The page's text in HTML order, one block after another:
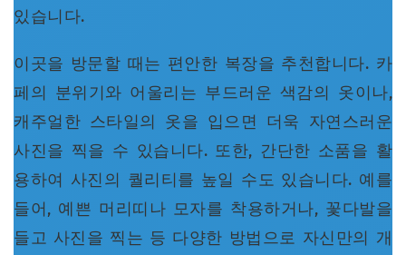
있습니다.
이곳을 방문할 때는 편안한 복장을 추천합니다. 카
페의 분위기와 어울리는 부드러운 색감의 옷이나,
캐주얼한 스타일의 옷을 입으면 더욱 자연스러운
사진을 찍을 수 있습니다. 또한, 간단한 소품을 활
용하여 사진의 퀄리티를 높일 수도 있습니다. 예를
들어, 예쁜 머리띠나 모자를 착용하거나, 꽃다발을
들고 사진을 찍는 등 다양한 방법으로 자신만의 개